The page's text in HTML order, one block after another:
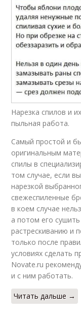
Нарезка спилов и
пыльная работа.
Самый простой и
оригинальным
спилы в
том случае, если
нарезкой
свежеспиленные
в коем случае
а потом его
растрескиванию и
только после
условиях сделать
Novate.ru
и с ним работать.
Читать дальше →